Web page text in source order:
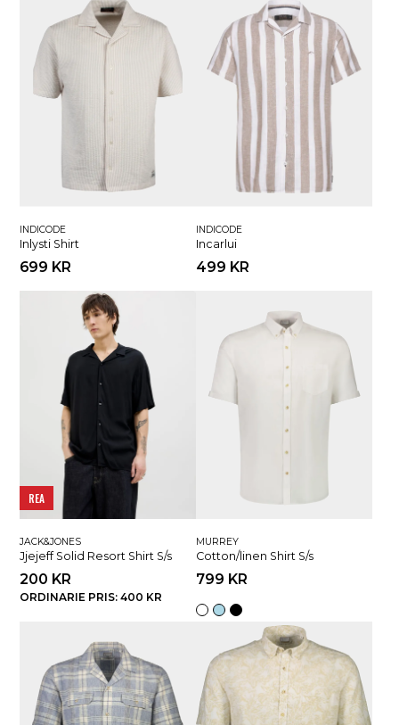
INDICODE
Inlysti Shirt
699 KR
INDICODE
Incarlui
499 KR
REA
JACK&JONES
Jjejeff Solid Resort Shirt S/s
200 KR
ORDINARIE PRIS: 400 KR
MURREY
Cotton/linen Shirt S/s
799 KR